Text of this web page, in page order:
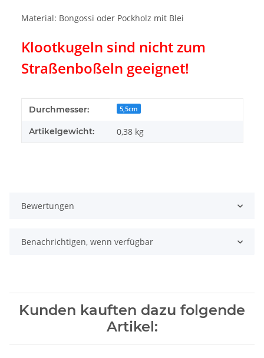
Material: Bongossi oder Pockholz mit Blei
Klootkugeln sind nicht zum
Straßenboßeln geeignet!
Produkteigenschaft
Wert
Durchmesser: 5,5cm
Artikelgewicht: 0,38 kg
Bewertungen
Benachrichtigen, wenn verfügbar
Kunden kauften dazu folgende
Artikel: